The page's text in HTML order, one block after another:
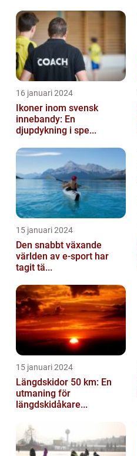
16 januari 2024
Ikoner inom svensk
innebandy: En
djupdykning i spe...
15 januari 2024
Den snabbt växande
världen av e-sport har
tagit tä...
15 januari 2024
Längdskidor 50 km: En
utmaning för
längdskidåkare...